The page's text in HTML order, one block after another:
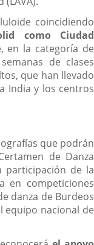
coincidiendo
como Ciudad
en la categoría de
de clases
que han llevado
India y los centros
que podrán
de Danza
participación de la
en competiciones
danza de Burdeos
equipo nacional de